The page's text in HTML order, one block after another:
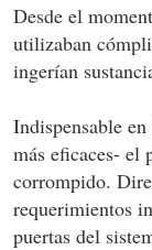
Desde el
utilizaban
ingerían
Indispensable
más eficaces- el
corrompido.
requerimientos
puertas del